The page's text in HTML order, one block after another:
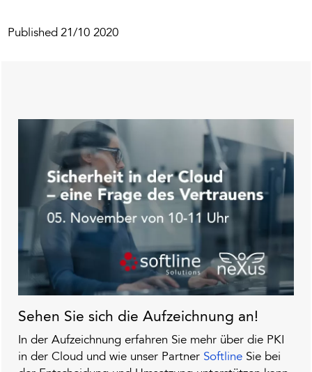
Published 21/10 2020
Sehen Sie sich die Aufzeichnung an!
In der Aufzeichnung erfahren Sie mehr über die PKI
in der Cloud und wie unser Partner Softline Sie bei